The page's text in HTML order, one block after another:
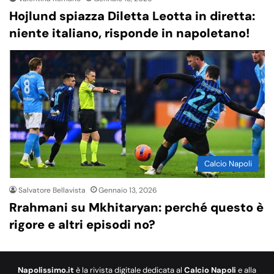
Hojlund spiazza Diletta Leotta in diretta:
niente italiano, risponde in napoletano!
Calcio Napoli
Salvatore Bellavista Gennaio 13, 2026
Rrahmani su Mkhitaryan: perché questo è
rigore e altri episodi no?
Napolissimo.it è la rivista digitale dedicata al Calcio Napoli e alla